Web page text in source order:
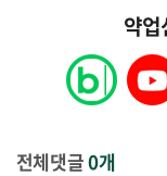
약업
전체댓글0개